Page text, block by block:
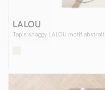
LALOU
Tapis shaggy LALOU motif abstrait